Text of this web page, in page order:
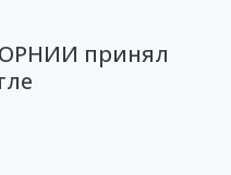
принял